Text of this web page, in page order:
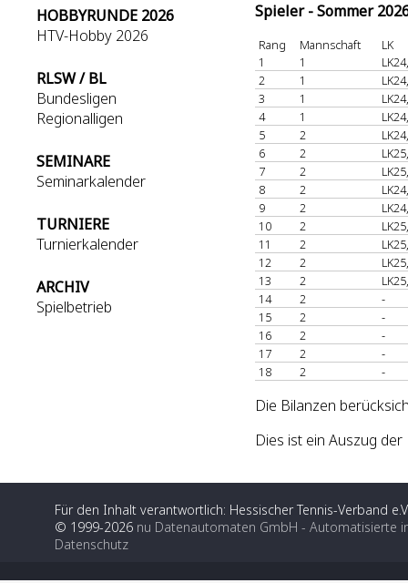
HOBBYRUNDE 2026
HTV-Hobby 2026
RLSW / BL
Bundesligen
Regionalligen
SEMINARE
Seminarkalender
TURNIERE
Turnierkalender
ARCHIV
Spielbetrieb
Spieler - Sommer
Rang Mannschaft
LK
1
1
2
1
3
1
4
1
5
2
6
2
7
2
8
2
9
2
10
2
11
2
12
2
13
2
14
2
-
15
2
-
16
2
-
17
2
-
18
2 -
Die Bilanzen
Dies ist ein Auszug
Für den Inhalt verantwortlich: Hessischer Tennis-Verband
© 1999-2026 nu Datenautomaten GmbH - Automatisierte
Datenschutz